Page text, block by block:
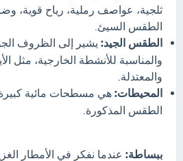
ثلجية، عواصف رملية، رياح قوية،
الطقس السيئ.
الطقس الجيد: يشير إلى الظروف
والمناسبة للأنشطة الخارجية، مثل
والمعتدلة.
المحيطات: هي مسطحات مائية كبيرة،
الطقس المذكورة.
ببساطة: عندما نفكر في الأمطار